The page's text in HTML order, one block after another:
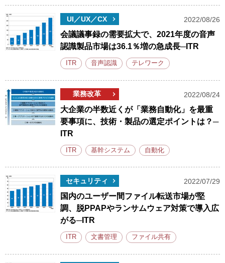
UI／UX／CX 2022/08/26
会議議事録の需要拡大で、2021年度の音声
認識製品市場は36.1％増の急成長─ITR
ITR 音声認識 テレワーク
業務改革 2022/08/24
大企業の半数近くが「業務自動化」を最重
要事項に、技術・製品の選定ポイントは？─
ITR
ITR 基幹システム 自動化
セキュリティ 2022/07/29
国内のユーザー間ファイル転送市場が堅
調、脱PPAPやランサムウェア対策で導入広
がる─ITR
ITR 文書管理 ファイル共有